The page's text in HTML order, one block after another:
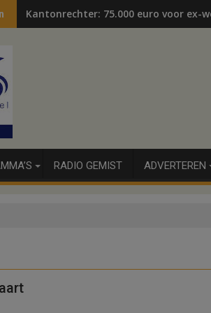
Kantonrechter: 75.000 euro voor ex-
RADIO GEMIST ADVERTEREN